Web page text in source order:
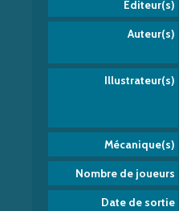
Éditeur(s)
Auteur(s)
Illustrateur(s)
Mécanique(s)
Nombre de joueurs
Date de sortie